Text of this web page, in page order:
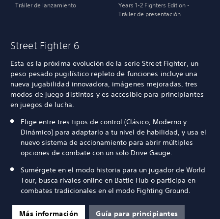
Street Fighter 6
Esta es la próxima evolución de la serie Street Fighter, un
peso pesado pugilístico repleto de funciones incluye una
nueva jugabilidad innovadora, imágenes mejoradas, tres
modos de juego distintos y es accesible para principiantes
en juegos de lucha.
Elige entre tres tipos de control (Clásico, Moderno y
Dinámico) para adaptarlo a tu nivel de habilidad, y usa el
nuevo sistema de accionamiento para abrir múltiples
opciones de combate con un solo Drive Gauge.
Sumérgete en el modo historia para un jugador de World
Tour, busca rivales online en Battle Hub o participa en
combates tradicionales en el modo Fighting Ground.
Más información Guía para principiantes
Tráiler de lanzamiento
Years 1-2 Fighters Edition -
Tráiler de presentación